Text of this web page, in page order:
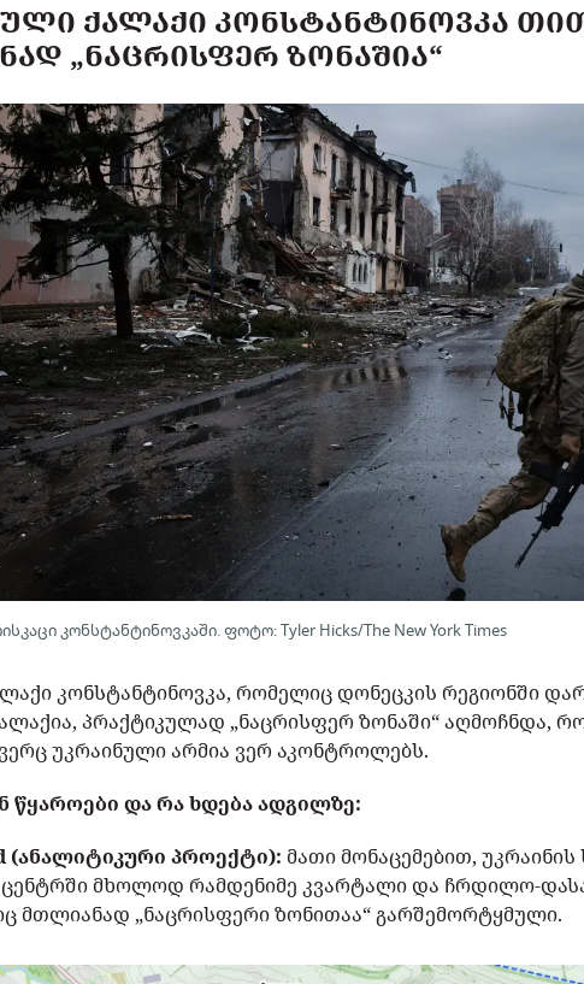
ᲥᲐᲚᲐᲥᲘ ᲙᲝᲜᲡᲢᲐᲜᲢᲘᲜᲝᲕᲙᲐ
„ᲜᲐᲪᲠᲘᲡᲤᲔᲠ ᲖᲝᲜᲐᲨᲘᲐ“
კონსტანტინოვკაში. ფოტო: Tyler Hicks/The New York Times
კონსტანტინოვკა, რომელიც დონეცკის რეგიონში
პრაქტიკულად „ნაცრისფერ ზონაში“ აღმოჩნდა,
უკრაინული არმია ვერ აკონტროლებს.
წყაროები და რა ხდება ადგილზე:
(ანალიტიკური პროექტი):მათი მონაცემებით,
მხოლოდ რამდენიმე კვარტალი და ჩრდილო-
მთლიანად „ნაცრისფერი ზონითაა“ გარშემორტყმული.